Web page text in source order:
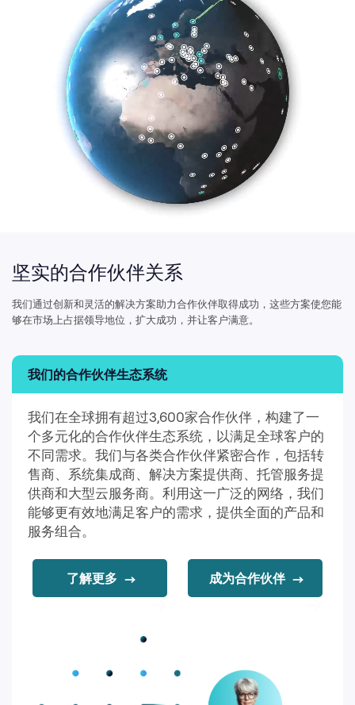
坚实的合作伙伴关系
我们通过创新和灵活的解决方案助力合作伙伴取得成功，这些方案使您能
够在市场上占据领导地位，扩大成功，并让客户满意。
我们的合作伙伴生态系统
个多元化的合作伙伴生态系统，以满足全球客户的
售商、系统集成商、解决方案提供商、托管服务提
供商和大型云服务商。利用这一广泛的网络，我们
服务组合。
了解更多 成为合作伙伴